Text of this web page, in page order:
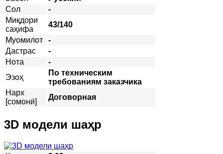
Сол
-
Миқдори
саҳифа
43/140
Муомилот
-
Дастрас
-
Нота
-
Эзоҳ
По техническим
требованиям заказчика
Нарх
[сомонӣ]
Договорная
3D модели шаҳр